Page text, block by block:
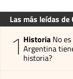
Las más leídas de
1 Historia No
Argentina
historia?